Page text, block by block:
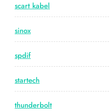
scart kabel
sinox
spdif
startech
thunderbolt